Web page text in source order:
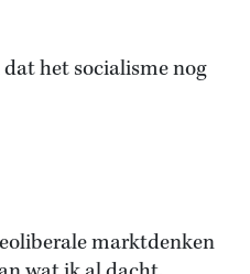
het socialisme nog
marktdenken